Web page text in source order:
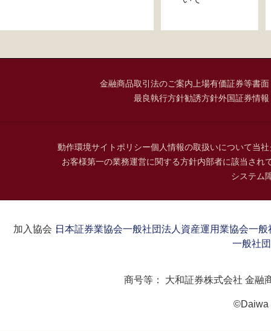
金融商品取引法のご案内 上場有価証券等書
最良執行方針勧誘方針外国証券情
動作環境サイトポリシー個人情報の取扱いについて当
お客様第一の業務運営に関する方針内部者に該当され
システム
加入協会：日本証券業協会一般社団法人資産運用業協会一般
一般社
商号等： 大和証券株式会社 金融
©Daiwa